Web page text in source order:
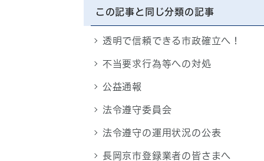
この記事と同じ分類の記事
透明で信頼できる市政確立へ！
不当要求行為等への対処
公益通報
法令遵守委員会
法令遵守の運用状況の公表
長岡京市登録業者の皆さまへ